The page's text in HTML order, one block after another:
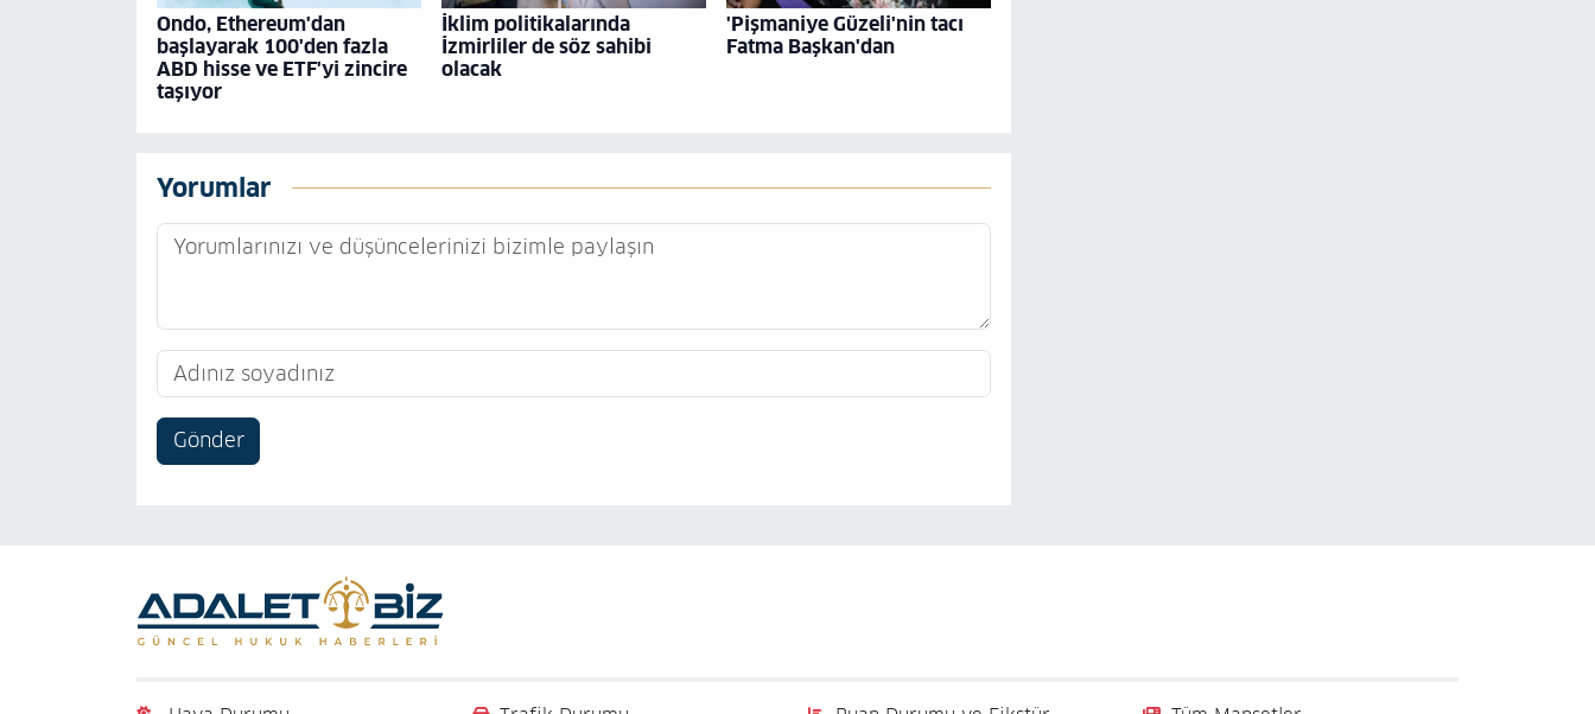
Ondo, Ethereum'dan
başlayarak 100'den fazla
ABD hisse ve ETF'yi zincire
taşıyor
İklim politikalarında
İzmirliler de söz sahibi
olacak
'Pişmaniye Güzeli'nin tacı
Fatma Başkan'dan
Yorumlar
Gönder